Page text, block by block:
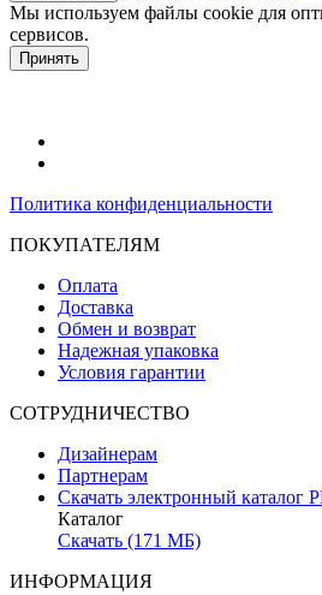
Мы используем файлы cookie для
сервисов.
Принять
Политика конфиденциальности
ПОКУПАТЕЛЯМ
Оплата
Доставка
Обмен и возврат
Надежная упаковка
Условия гарантии
СОТРУДНИЧЕСТВО
Дизайнерам
Партнерам
Скачать электронный каталог
Каталог
Скачать (171 МБ)
ИНФОРМАЦИЯ